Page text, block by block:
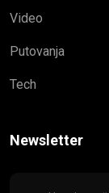
Video
Putovanja
Tech
Newsletter